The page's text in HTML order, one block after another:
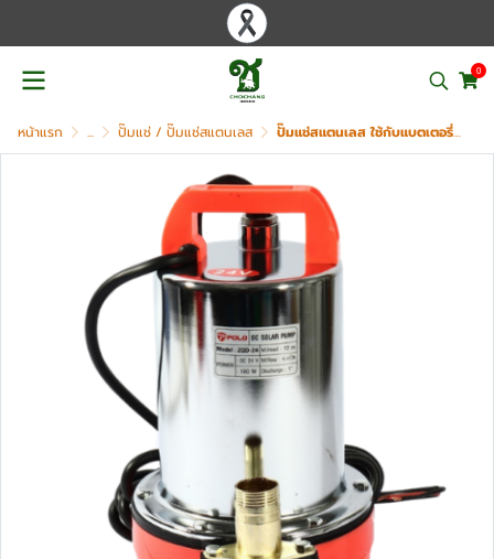
0
หน้าแรก ... ปั๊มแช่ / ปั๊มแช่สแตนเลส ปั๊มแช่สแตนเลส ใช้กับแบตเตอรี่ POLO รุ่น ZQD-24